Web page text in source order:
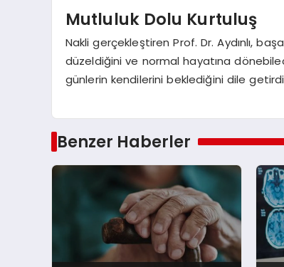
Mutluluk Dolu Kurtuluş
Nakli gerçekleştiren Prof. Dr. Aydınlı,
düzeldiğini ve normal hayatına
günlerin kendilerini beklediğini dile
Benzer Haberler